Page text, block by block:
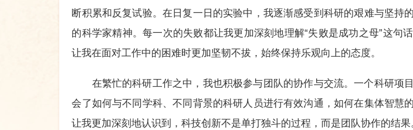
断积累和反复试验。在日复一日的实验中，我逐渐感受到科研的艰难与坚
的科学家精神。每一次的失败都让我更加深刻地理解“失败是成功之母”这
让我在面对工作中的困难时更加坚韧不拔，始终保持乐观向上的态度。
在繁忙的科研工作之中，我也积极参与团队的协作与交流。一个科研
会了如何与不同学科、不同背景的科研人员进行有效沟通，如何在集体智
让我更加深刻地认识到，科技创新不是单打独斗的过程，而是团队协作的结果